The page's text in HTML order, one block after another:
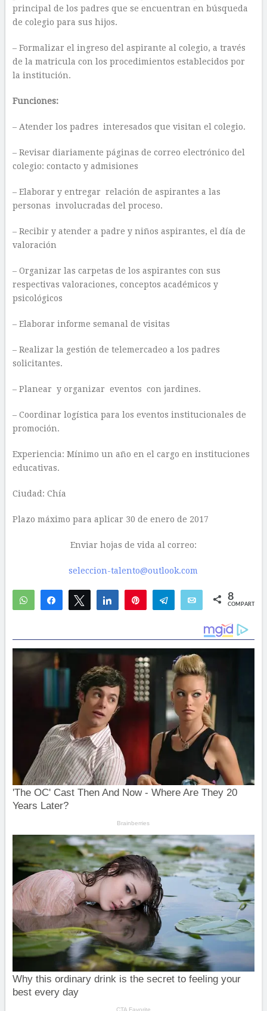
principal de los padres que se encuentran en búsqueda
de colegio para sus hijos.
– Formalizar el ingreso del aspirante al colegio, a través
de la matricula con los procedimientos establecidos por
la institución.
Funciones:
– Atender los padres interesados que visitan el colegio.
– Revisar diariamente páginas de correo electrónico del
colegio: contacto y admisiones
– Elaborar y entregar relación de aspirantes a las
personas involucradas del proceso.
– Recibir y atender a padre y niños aspirantes, el día de
valoración
– Organizar las carpetas de los aspirantes con sus
respectivas valoraciones, conceptos académicos y
psicológicos
– Elaborar informe semanal de visitas
– Realizar la gestión de telemercadeo a los padres
solicitantes.
– Planear y organizar eventos con jardines.
– Coordinar logística para los eventos institucionales de
promoción.
Experiencia: Mínimo un año en el cargo en instituciones
educativas.
Ciudad: Chía
Plazo máximo para aplicar 30 de enero de 2017
Enviar hojas de vida al correo:
seleccion-talento@outlook.com
WhatsAppCompartirTwittear Compartir Telegram Email 8
COMPARTIR